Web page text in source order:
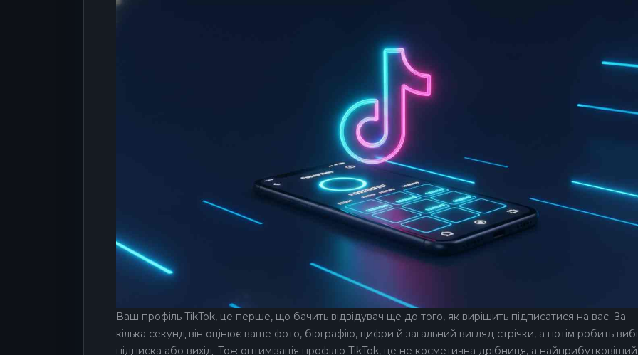
Ваш профіль TikTok, це перше, що бачить відвідувач ще до того, як вирішить підписатися на вас. За
кілька секунд він оцінює ваше фото, біографію, цифри й загальний вигляд стрічки, а потім робить
підписка або вихід. Тож оптимізація профілю TikTok, це не косметична дрібниця, а найприбутковіший